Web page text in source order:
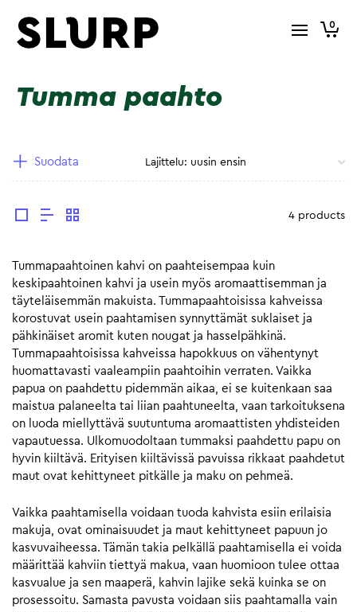
0
Tumma paahto
Suodata
4 products
Tummapaahtoinen kahvi on paahteisempaa kuin
keskipaahtoinen kahvi ja usein myös aromaattisemman ja
täyteläisemmän makuista. Tummapaahtoisissa kahveissa
korostuvat usein paahtamisen synnyttämät suklaiset ja
pähkinäiset aromit kuten nougat ja hasselpähkinä.
Tummapaahtoisissa kahveissa hapokkuus on vähentynyt
huomattavasti vaaleampiin paahtoihin verraten. Vaikka
papua on paahdettu pidemmän aikaa, ei se kuitenkaan saa
maistua palaneelta tai liian paahtuneelta, vaan tarkoituksena
on luoda miellyttävä suutuntuma aromaattisten yhdisteiden
vapautuessa. Ulkomuodoltaan tummaksi paahdettu papu on
hyvin kiiltävä. Erityisen kiiltävissä pavuissa rikkaat paahdetut
maut ovat kehittyneet pitkälle ja maku on pehmeä.
Vaikka paahtamisella voidaan tuoda kahvista esiin erilaisia
makuja, ovat ominaisuudet ja maut kehittyneet papuun jo
kasvuvaiheessa. Tämän takia pelkällä paahtamisella ei voida
määrittää kahviin tiettyä makua, vaan huomioon tulee ottaa
kasvualue ja sen maaperä, kahvin lajike sekä kuinka se on
prosessoitu. Samasta pavusta voidaan siis paahtamalla vain